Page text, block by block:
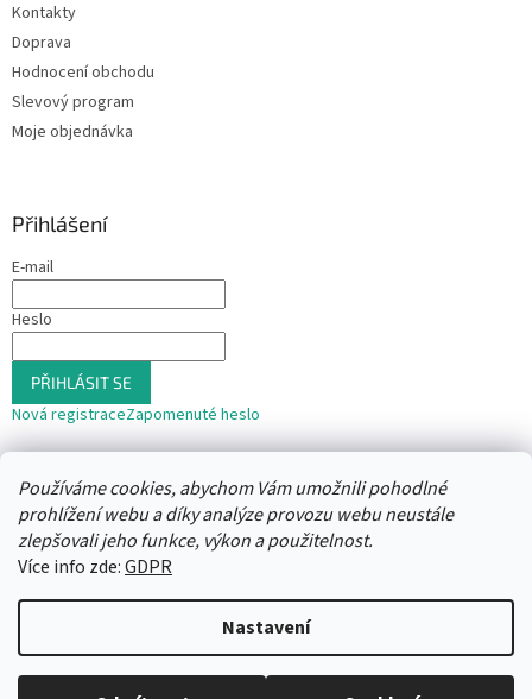
Používáme cookies, abychom Vám umožnili pohodlné
prohlížení webu a díky analýze provozu webu neustále
zlepšovali jeho funkce, výkon a použitelnost.
Více info zde:GDPR
Nastavení
Kontakty
Doprava
Hodnocení obchodu
Slevový program
Moje objednávka
Přihlášení
E-mail
Heslo
PŘIHLÁSIT SE
Nová registraceZapomenuté heslo
Přihlásit se přes Seznam
Copyright 2026Trafika12. Všechna práva vyhrazena.Upravit